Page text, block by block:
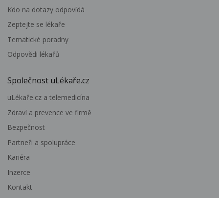
Kdo na dotazy odpovídá
Zeptejte se lékaře
Tematické poradny
Odpovědi lékařů
Společnost uLékaře.cz
uLékaře.cz a telemedicína
Zdraví a prevence ve firmě
Bezpečnost
Partneři a spolupráce
Kariéra
Inzerce
Kontakt